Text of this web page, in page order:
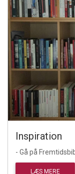
Inspiration
- Gå på
LÆS MERE